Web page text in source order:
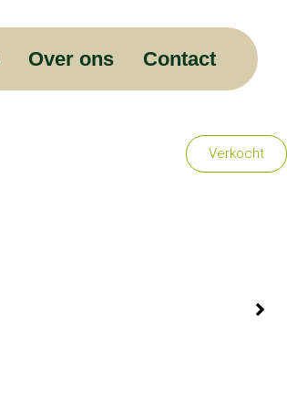
Over ons Contact
Verkocht